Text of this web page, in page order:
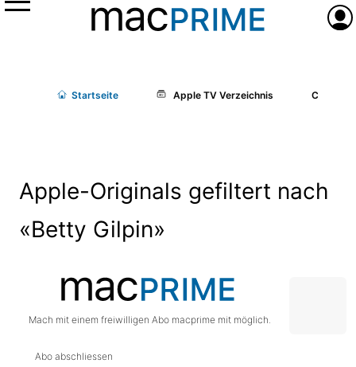
Menü
Startseite Apple TV Verzeichnis Cast/
Apple-Originals gefiltert nach
«Betty Gilpin»
Mach mit einem freiwilligen Abo macprime mit möglich.
Abo abschliessen